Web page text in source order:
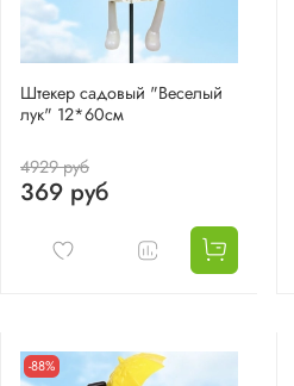
Штекер садовый "Веселый
лук" 12*60см
4929 руб
369 руб
-88%